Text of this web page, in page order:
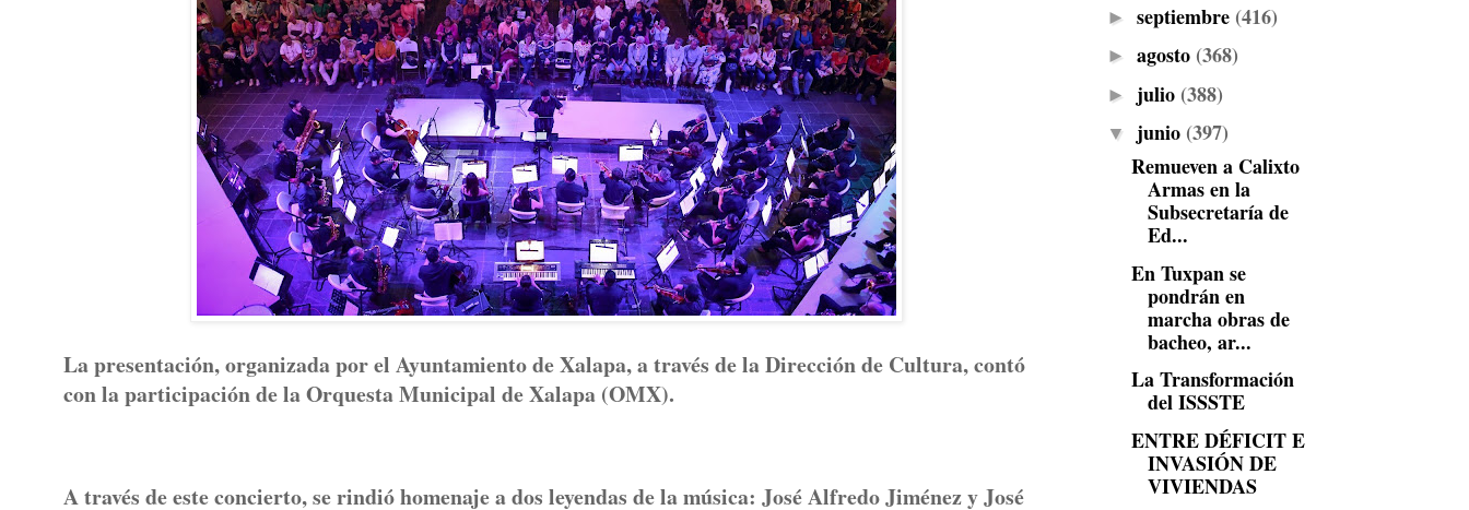
La presentación, organizada por el Ayuntamiento de Xalapa, a través de la Dirección de Cultura, contó
con la participación de la Orquesta Municipal de Xalapa (OMX).
A través de este concierto, se rindió homenaje a dos leyendas de la música: José Alfredo Jiménez y José
► septiembre (416)
► agosto (368)
► julio (388)
▼ junio (397)
Remueven a Calixto
Armas en la
Subsecretaría de
Ed...
En Tuxpan se
pondrán en
marcha obras de
bacheo, ar...
La Transformación
del ISSSTE
ENTRE DÉFICIT E
INVASIÓN DE
VIVIENDAS